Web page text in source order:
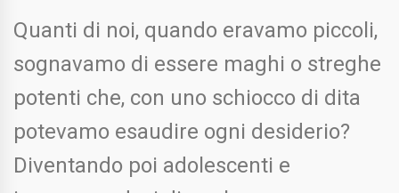
Quanti di noi, quando eravamo piccoli,
sognavamo di essere maghi o streghe
potenti che, con uno schiocco di dita
potevamo esaudire ogni desiderio?
Diventando poi adolescenti e